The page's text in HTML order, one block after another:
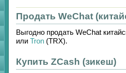
Продать WeChat
Выгодно продать WeChat
или Tron(TRX).
Купить ZCash (зикеш)